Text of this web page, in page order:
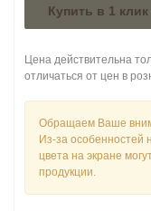
Купить в 1 клик
Цена действительна
отличаться от цен в
Обращаем Ваше
Из-за особенностей
цвета на экране
продукции.